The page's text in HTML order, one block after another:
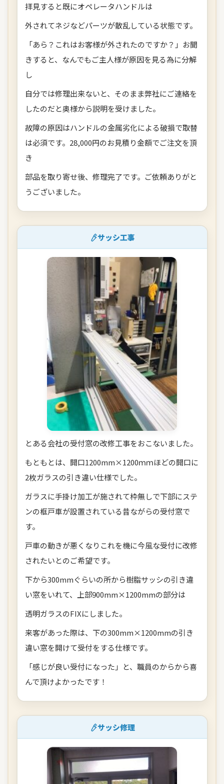
拝見すると既にオペレータハンドルは
外されてネジなどパーツが散乱している状態です。
「あら？これはお客様が外されたのですか？」お聞
きすると、なんでもご主人様が原因を見る為に分解
し
自分では修理出来ないと、そのまま弊社にご連絡を
したのだと奥様から説明を受けました。
故障の原因はハンドルの金属劣化による破損で取替
は必須です。28,000円のお見積り金額でご注文を頂
き
部品を取り寄せ後、修理完了です。ご依頼ありがと
うございました。
サッシ工事
とある会社の受付窓の改修工事をおこないました。
もともとは、開口1200mm×1200ｍｍほどの開口に
2枚ガラスの引き違い仕様でした。
ガラスに手掛け加工が施されて枠無しで下部にステ
ンの框戸車が設置されている昔ながらの受付窓で
す。
戸車の動きが悪くなりこれを機に今風な受付に改修
されたいとのご希望です。
下から300mmぐらいの所から樹脂サッシの引き違
い窓をいれて、上部900mm×1200mmの部分は
透明ガラスのFIXにしました。
来客があった際は、下の300mm×1200mmの引き
違い窓を開けて受付をする仕様です。
「感じが良い受付になった」と、職員のからから喜
んで頂けよかったです！
サッシ修理